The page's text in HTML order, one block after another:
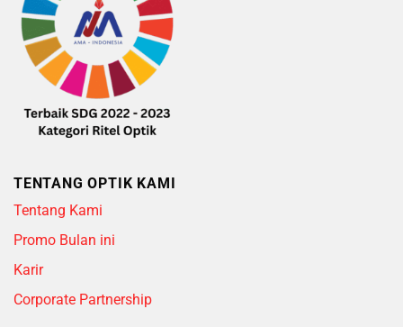
TENTANG OPTIK KAMI
Tentang Kami
Promo Bulan ini
Karir
Corporate Partnership